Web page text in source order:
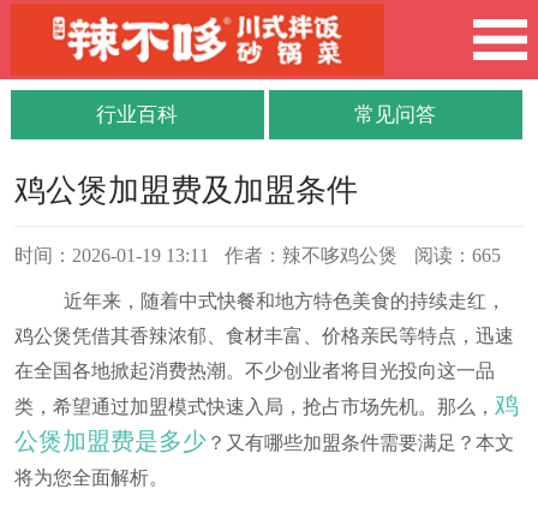
行业百科 常见问答
鸡公煲加盟费及加盟条件
时间：2026-01-19 13:11 作者：辣不哆鸡公煲 阅读：665
近年来，随着中式快餐和地方特色美食的持续走红，
鸡公煲凭借其香辣浓郁、食材丰富、价格亲民等特点，迅速
在全国各地掀起消费热潮。不少创业者将目光投向这一品
类，希望通过加盟模式快速入局，抢占市场先机。那么， 鸡
公煲加盟费是多少？又有哪些加盟条件需要满足？本文
将为您全面解析。